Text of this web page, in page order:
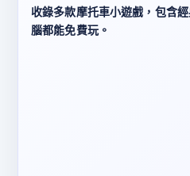
收錄多款摩托車小遊戲，包含
腦都能免費玩。